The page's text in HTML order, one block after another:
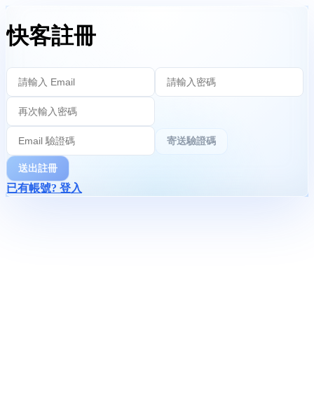
快客註冊
寄送驗證碼
送出註冊
已有帳號? 登入